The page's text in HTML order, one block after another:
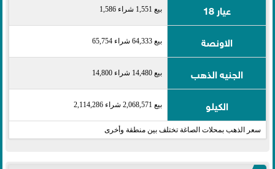
عيار 18 بيع 1,551 شراء 1,586
الاونصة بيع 64,333 شراء 65,754
الجنيه الذهب بيع 14,480 شراء 14,800
الكيلو بيع 2,068,571 شراء 2,114,286
سعر الذهب بمحلات الصاغة تختلف بين منطقة وأخرى